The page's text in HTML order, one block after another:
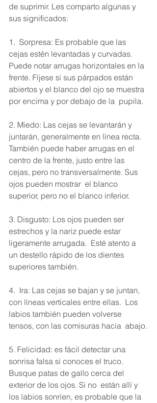
de suprimir. Les comparto algunas y
sus significados:
1.  Sorpresa: Es probable que las
cejas estén levantadas y curvadas.
Puede notar arrugas horizontales en la
frente. Fíjese si sus párpados están
abiertos y el blanco del ojo se muestra
por encima y por debajo de la  pupila.
2. Miedo: Las cejas se levantarán y
juntarán, generalmente en línea recta.
También puede haber arrugas en el
centro de la frente, justo entre las
cejas, pero no transversalmente. Sus
ojos pueden mostrar  el blanco
superior, pero no el blanco inferior.
3. Disgusto: Los ojos pueden ser
estrechos y la nariz puede estar
ligeramente arrugada.  Esté atento a
un destello rápido de los dientes
superiores también.
4.  Ira: Las cejas se bajan y se juntan,
con líneas verticales entre ellas.  Los
labios también pueden volverse
tensos, con las comisuras hacia  abajo.
5. Felicidad: es fácil detectar una
sonrisa falsa si conoces el truco.
Busque patas de gallo cerca del
exterior de los ojos. Si no  están allí y
los labios sonríen, es probable que la